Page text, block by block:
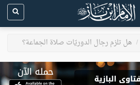
هل تلزم رجال الدوريّات صلاة الجماعة؟